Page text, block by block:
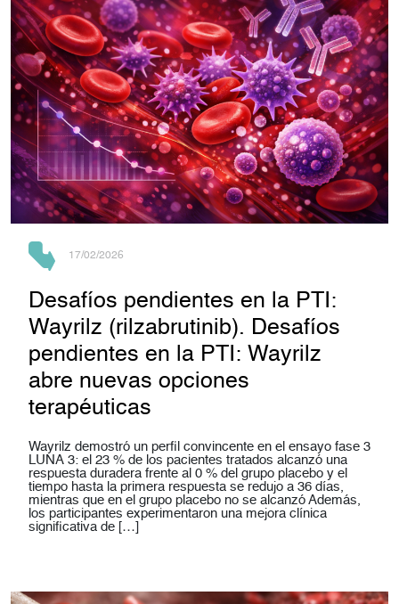
17/02/2026
Desafíos pendientes en la PTI:
Wayrilz (rilzabrutinib). Desafíos
pendientes en la PTI: Wayrilz
abre nuevas opciones
terapéuticas
Wayrilz demostró un perfil convincente en el ensayo fase 3
LUNA 3: el 23 % de los pacientes tratados alcanzó una
respuesta duradera frente al 0 % del grupo placebo y el
tiempo hasta la primera respuesta se redujo a 36 días,
mientras que en el grupo placebo no se alcanzó Además,
los participantes experimentaron una mejora clínica
significativa de […]